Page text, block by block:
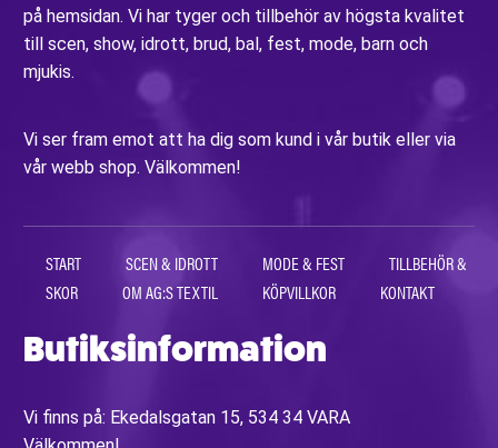
på hemsidan. Vi har tyger och tillbehör av högsta kvalitet
till scen, show, idrott, brud, bal, fest, mode, barn och
mjukis.
Vi ser fram emot att ha dig som kund i vår butik eller via
vår webb shop. Välkommen!
START SCEN & IDROTT MODE & FEST
TILLBEHÖR &
SKOR
OM AG:S TEXTIL KÖPVILLKOR KONTAKT
Butiksinformation
Vi finns på: Ekedalsgatan 15, 534 34 VARA